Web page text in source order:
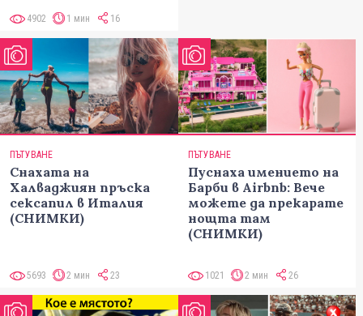
4902 1 мин 16
ПЪТУВАНЕ
Снахата на
Халваджиян пръска
сексапил в Италия
(СНИМКИ)
5693 2 мин 23
ПЪТУВАНЕ
Пуснаха имението на
Барби в Airbnb: Вече
можете да прекарате
нощта там
(СНИМКИ)
1021 2 мин 26